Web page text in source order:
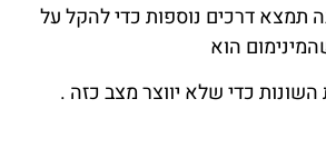
תמצא דרכים נוספות כדי להקל על
הוא
כדי שלא יווצר מצב כזה .